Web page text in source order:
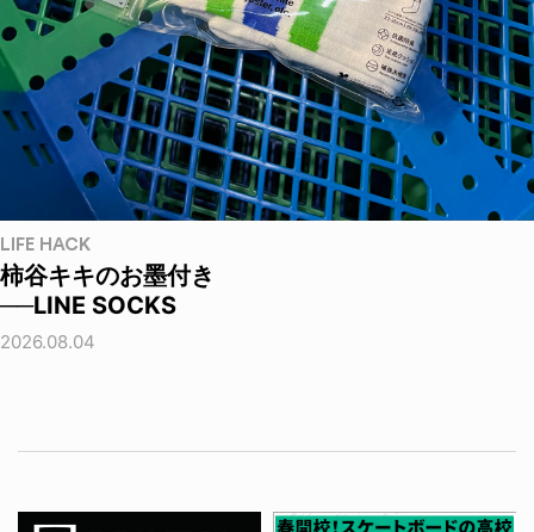
LIFE HACK
柿谷キキのお墨付き
──LINE SOCKS
2026.08.04